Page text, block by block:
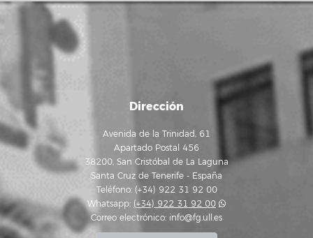
Dirección
Avenida de la Trinidad, 61
Apartado Postal 456
38200, San Cristóbal de La Laguna
Santa Cruz de Tenerife - España
Teléfono: (+34) 922 31 92 00
Whatsapp: (+34) 922 31 92 00
Correo electrónico: info@fg.ull.es